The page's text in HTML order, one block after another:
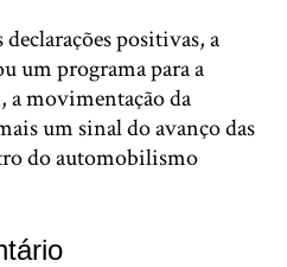
positivas, a
um programa para a
a movimentação da
um sinal do avanço das
do automobilismo